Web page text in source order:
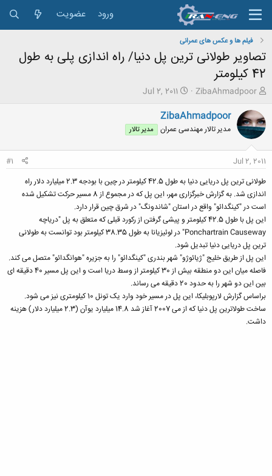
ورود عضویت
فیلم ها و عکس های عمرانی
تصاویر طولانی ترین پل دنیا/ راه اندازی پلی به طول
42 کیلومتر
ش
و
ع
ک
ن
د
ه
م
و
ض
و
ع
ZibaAhmadpoor
ت
ر
خ
ع
Jul 2, 2011
ZibaAhmadpoor
مدیر تالار مهندسی عمران مدیر تالار
Jul 2, 2011
#1
طولانی ترین پل دریایی دنیا به طول 42.5 کیلومتر در چین با بودجه 2.3 میلیارد دلار راه
اندازی شد. به گزارش خبرگزاری مهر، این پل که در مجموع از 8 مسیر حرکت تشکیل شده
است در "کینگدائو" واقع در استان "شاندونگ" در شرق چین قرار دارد.
این پل با طول 42.5 کیلومتر و پیشی گرفتن از رکورد قبلی که متعلق به پل "دریاچه
Ponchartrain Causeway" در لوئیزیانا به طول 38.35 کیلومتر بود توانست به طولانی
ترین پل دریایی دنیا تبدیل شود.
این پل از طریق خلیج "ژیائوژو" شهر بندری "کینگدائو" را به جزیره "هوانگدائو" متصل می کند.
فاصله میان این دو منطقه بیش از 30 کیلومتر از وسط دریا است و این پل مسیر 40 دقیقه ای
بین این دو شهر را به حدود 20 دقیقه می رساند.
براساس گزارش لارپوبلیکا، این پل در مسیر خود وارد یک تونل 10 کیلومتری نیز می شود.
ساخت طولاترین پل دنیا که از می 2007 آغاز شد 14.8 میلیارد یوآن (2.3 میلیارد دلار) هزینه
داشت.